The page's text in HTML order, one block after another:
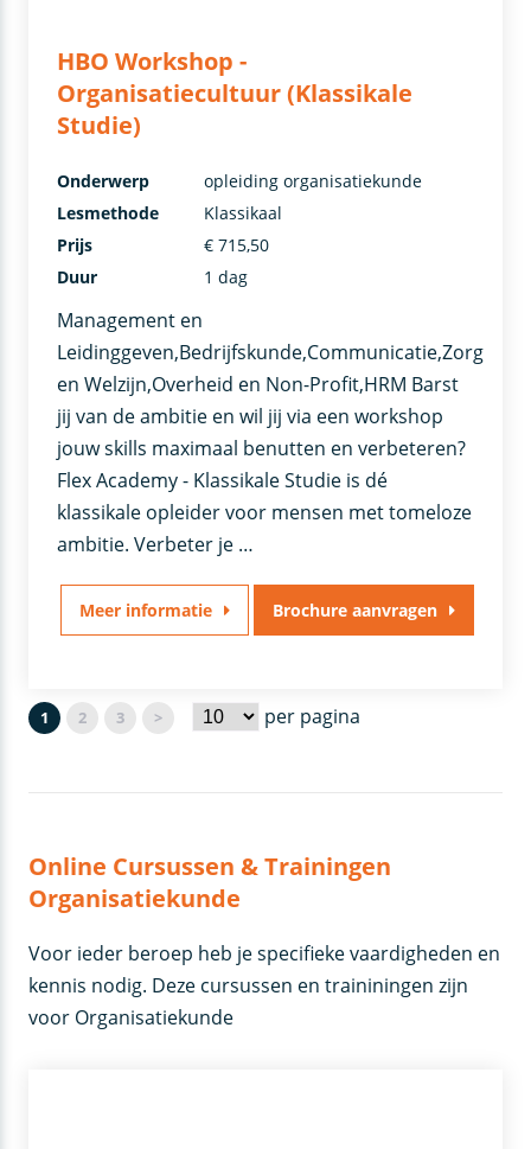
HBO Workshop -
Organisatiecultuur (Klassikale
Studie)
Management en
Leidinggeven,Bedrijfskunde,Communicatie,Zorg
en Welzijn,Overheid en Non-Profit,HRM Barst
jij van de ambitie en wil jij via een workshop
jouw skills maximaal benutten en verbeteren?
Flex Academy - Klassikale Studie is dé
klassikale opleider voor mensen met tomeloze
ambitie. Verbeter je …
Onderwerp
opleiding organisatiekunde
Lesmethode
Klassikaal
Prijs
€ 715,50
Duur
1 dag
Meer informatie Brochure aanvragen
1 2 3 > per pagina
Online Cursussen & Trainingen
Organisatiekunde
Voor ieder beroep heb je specifieke vaardigheden en
kennis nodig. Deze cursussen en traininingen zijn
voor Organisatiekunde